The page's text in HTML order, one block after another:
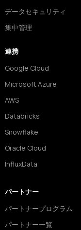
データセキュリティ
集中管理
連携
Google Cloud
Microsoft Azure
AWS
Databricks
Snowflake
Oracle Cloud
InfluxData
パートナー
パートナープログラム
パートナー一覧